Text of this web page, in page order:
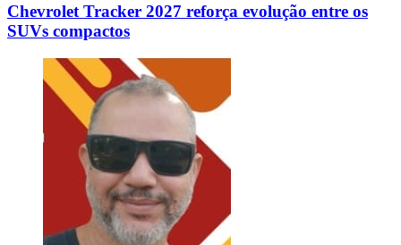
Chevrolet Tracker 2027 reforça evolução entre os
SUVs compactos